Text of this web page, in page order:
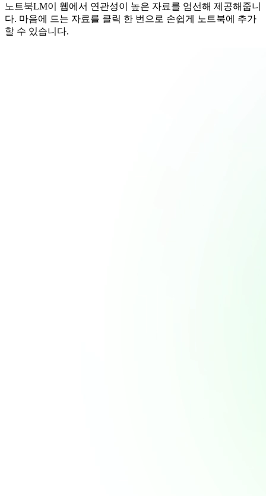
노트북LM이 웹에서 연관성이 높은 자료를 엄선해 제공해줍니
다. 마음에 드는 자료를 클릭 한 번으로 손쉽게 노트북에 추가
할 수 있습니다.